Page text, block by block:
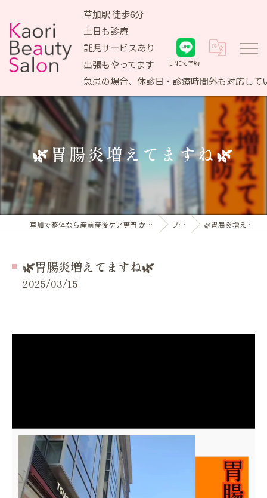
草加駅 徒歩6分
土日も診療
託児サービスあり
出張もやってます
急患の場合、休診日・診療時間外も対応して
LINEで予約
🌿胃腸炎増えてますね🌿
草加で整体なら産前産後ケア専門 かおりビューティサロン ブログ 🌿胃腸炎増えてますね🌿
🌿胃腸炎増えてますね🌿
2025/03/15